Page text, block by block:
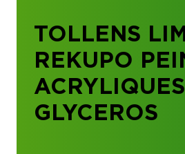
TOLLENS
REKUPO
GLYCEROS